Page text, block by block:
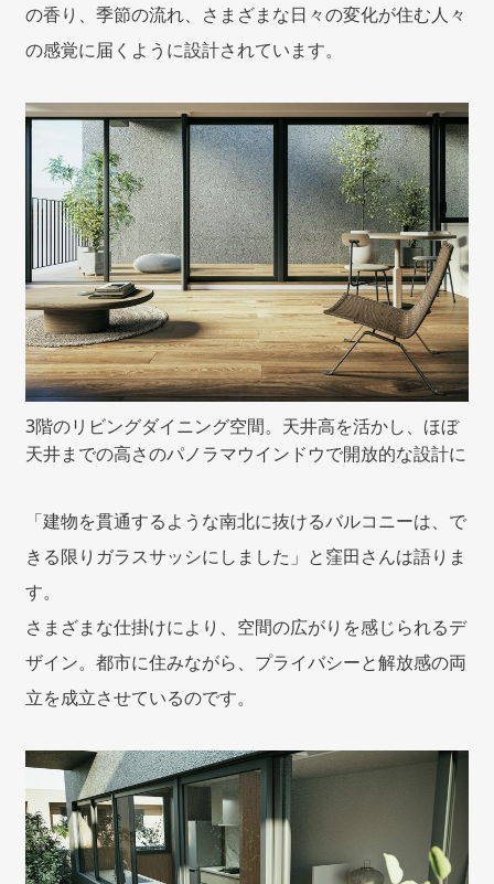
の香り、季節の流れ、さまざまな日々の変化が住む人々
の感覚に届くように設計されています。
3階のリビングダイニング空間。天井高を活かし、ほぼ
天井までの高さのパノラマウインドウで開放的な設計に
「建物を貫通するような南北に抜けるバルコニーは、で
きる限りガラスサッシにしました」と窪田さんは語りま
す。
さまざまな仕掛けにより、空間の広がりを感じられるデ
ザイン。都市に住みながら、プライバシーと解放感の両
立を成立させているのです。